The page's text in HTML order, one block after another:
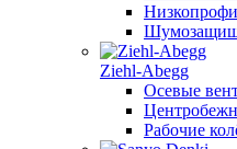
Ziehl-Abegg
Осевые
Рабочие